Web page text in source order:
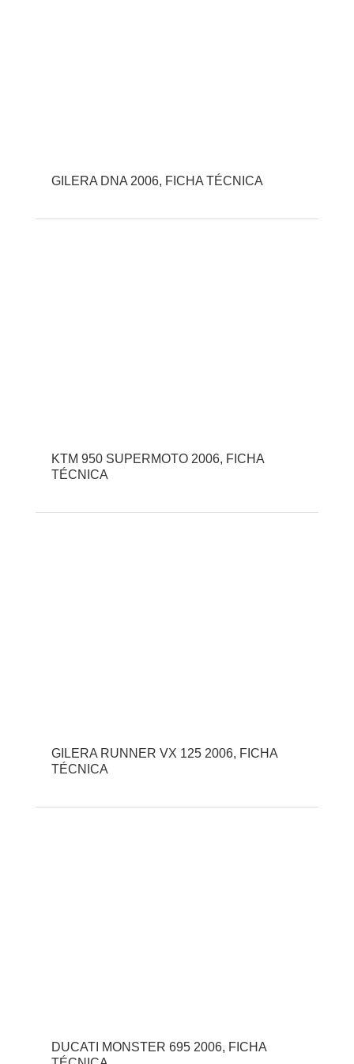
GILERA DNA 2006, FICHA TÉCNICA
KTM 950 SUPERMOTO 2006, FICHA
TÉCNICA
GILERA RUNNER VX 125 2006, FICHA
TÉCNICA
DUCATI MONSTER 695 2006, FICHA